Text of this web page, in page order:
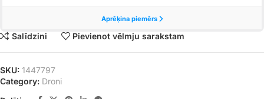
Salīdzini Pievienot vēlmju sarakstam
SKU: 1447797
Category: Droni